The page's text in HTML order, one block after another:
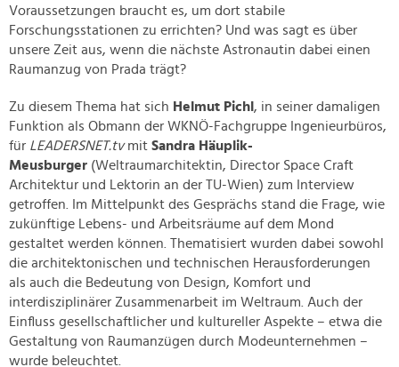
Voraussetzungen braucht es, um dort stabile
Forschungsstationen zu errichten? Und was sagt es über
unsere Zeit aus, wenn die nächste Astronautin dabei einen
Raumanzug von Prada trägt?
Zu diesem Thema hat sich Helmut Pichl , in seiner damaligen
Funktion als Obmann der WKNÖ-Fachgruppe Ingenieurbüros,
für LEADERSNET.tvmit Sandra Häuplik-
Meusburger (Weltraumarchitektin, Director Space Craft
Architektur und Lektorin an der TU-Wien) zum Interview
getroffen. Im Mittelpunkt des Gesprächs stand die Frage, wie
zukünftige Lebens- und Arbeitsräume auf dem Mond
gestaltet werden können. Thematisiert wurden dabei sowohl
die architektonischen und technischen Herausforderungen
als auch die Bedeutung von Design, Komfort und
interdisziplinärer Zusammenarbeit im Weltraum. Auch der
Einfluss gesellschaftlicher und kultureller Aspekte – etwa die
Gestaltung von Raumanzügen durch Modeunternehmen –
wurde beleuchtet.